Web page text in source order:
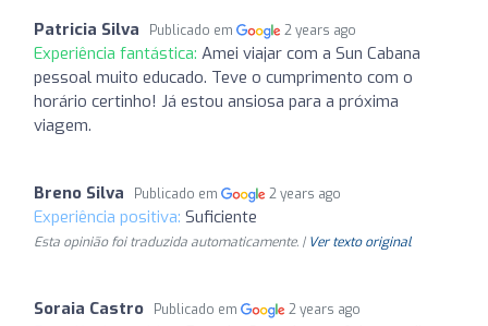
Patricia Silva Publicado em 2 years ago
Experiência fantástica: Amei viajar com a Sun Cabana
pessoal muito educado. Teve o cumprimento com o
horário certinho! Já estou ansiosa para a próxima
viagem.
Breno Silva Publicado em 2 years ago
Experiência positiva: Suficiente
Esta opinião foi traduzida automaticamente. | Ver texto original
Soraia Castro Publicado em 2 years ago